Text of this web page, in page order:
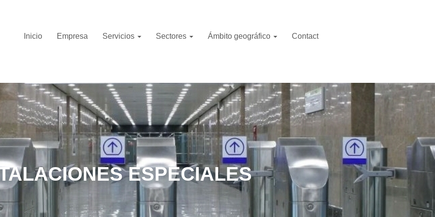
Inicio Empresa Servicios Sectores Ámbito geográfico Contact
ESPECIALES